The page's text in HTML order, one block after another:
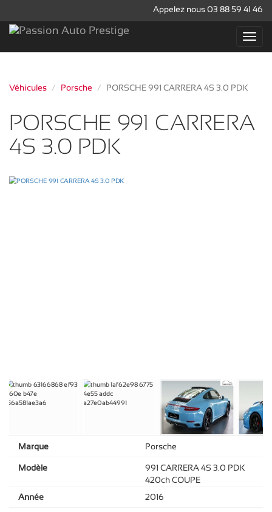
Appelez nous 03 88 59 41 46
Véhicules Porsche PORSCHE 991 CARRERA 4S 3.0 PDK
PORSCHE 991 CARRERA
4S 3.0 PDK
Marque Porsche
Modèle
991 CARRERA 4S 3.0 PDK
420ch COUPE
Année
2016